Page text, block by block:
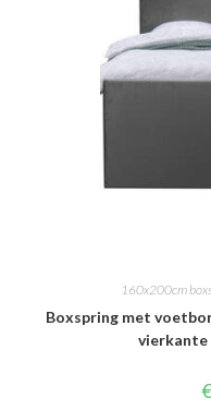
160x200cm
Boxspring met
vierkante